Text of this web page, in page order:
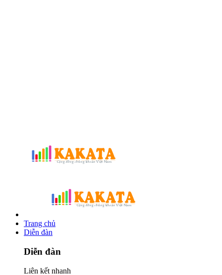
Trang chủ
Diễn đàn
Diễn đàn
Liên kết nhanh